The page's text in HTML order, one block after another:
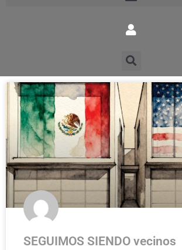
SEGUIMOS SIENDO vecinos